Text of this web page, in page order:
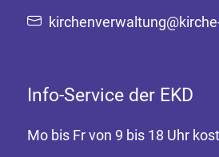
Info-Service der EKD
Mo bis Fr von 9 bis 18 Uhr